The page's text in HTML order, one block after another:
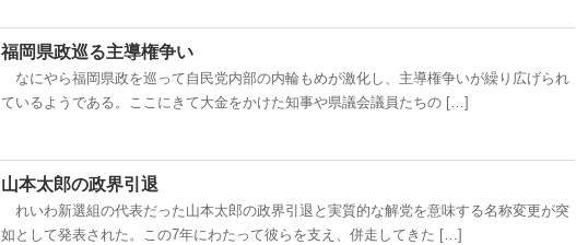
福岡県政巡る主導権争い
なにやら福岡県政を巡って自民党内部の内輪もめが激化し、主導権争いが繰り広げられ
ているようである。ここにきて大金をかけた知事や県議会議員たちの […]
山本太郎の政界引退
れいわ新選組の代表だった山本太郎の政界引退と実質的な解党を意味する名称変更が突
如として発表された。この7年にわたって彼らを支え、併走してきた […]